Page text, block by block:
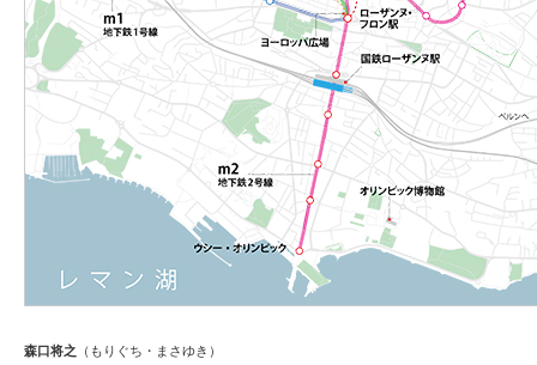
森口将之 （もりぐち・まさゆき）